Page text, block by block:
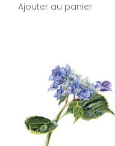
Ajouter au panier